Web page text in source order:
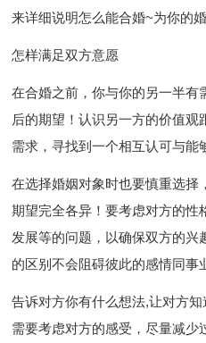
来详细说明怎么能合婚~为你的婚
怎样满足双方意愿
在合婚之前，你与你的另一半有
后的期望！认识另一方的价值
需求，寻找到一个相互认可与能
在选择婚姻对象时也要慎重选择
期望完全各异！要考虑对方的性
发展等的问题，以确保双方的兴
的区别不会阻碍彼此的感情同事
告诉对方你有什么想法,让对方
需要考虑对方的感受，尽量减